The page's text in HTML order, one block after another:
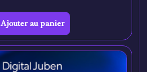
Ajouter au panier